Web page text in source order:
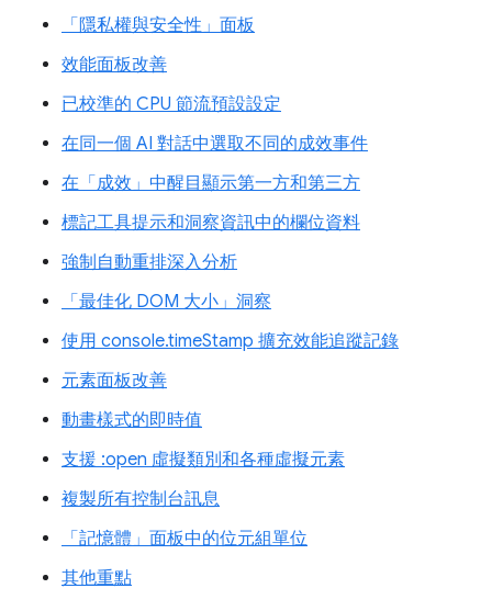
「隱私權與安全性」面板
效能面板改善
已校準的 CPU 節流預設設定
在同一個 AI 對話中選取不同的成效事件
在「成效」中醒目顯示第一方和第三方
標記工具提示和洞察資訊中的欄位資料
強制自動重排深入分析
「最佳化 DOM 大小」洞察
使用 console.timeStamp 擴充效能追蹤記錄
元素面板改善
動畫樣式的即時值
支援 :open 虛擬類別和各種虛擬元素
複製所有控制台訊息
「記憶體」面板中的位元組單位
其他重點